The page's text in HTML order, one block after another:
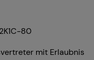
80
mit Erlaubnis